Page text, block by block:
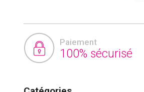
Paiement
100% sécurisé